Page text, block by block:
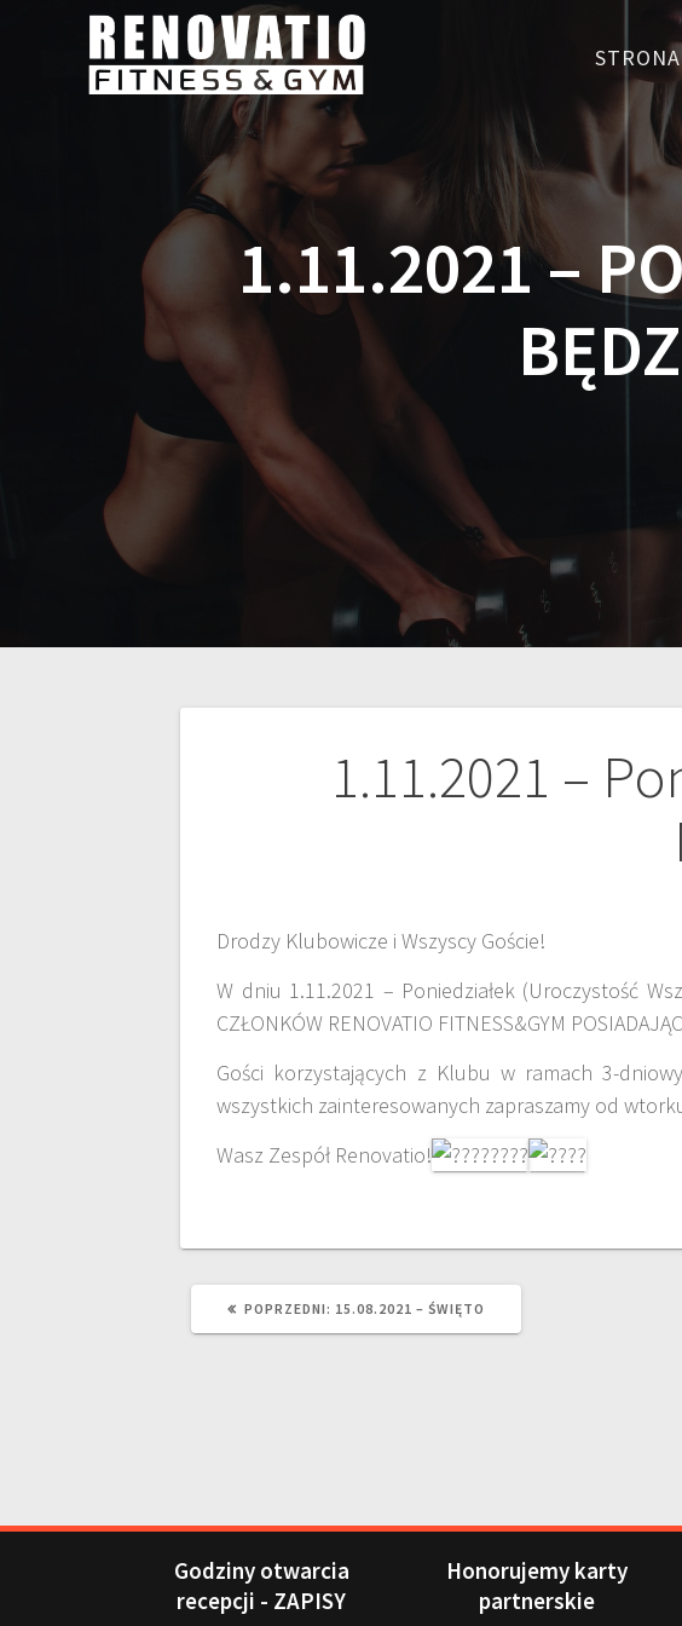
1.11.2021 –
1.11.2021 –
Drodzy Klubowicze i Wszyscy Goście!
W dniu 1.11.2021 – Poniedziałek (Uroczystość
CZŁONKÓW RENOVATIO FITNESS&GYM
Gości korzystających z Klubu w ramach 3-
wszystkich zainteresowanych zapraszamy od
Wasz Zespół Renovatio!
POPRZEDNI: 15.08.2021 – ŚWIĘTO
Godziny otwarcia
recepcji - ZAPISY
Honorujemy karty
partnerskie